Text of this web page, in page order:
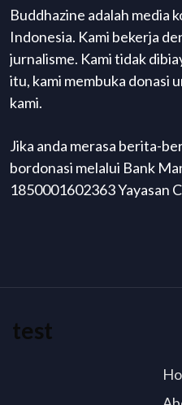
Buddhazine adalah media
Indonesia. Kami bekerja
jurnalisme. Kami tidak
itu, kami membuka donasi
kami.
Jika anda merasa berita-
bordonasi melalui Bank
1850001602363 Yayasan
test